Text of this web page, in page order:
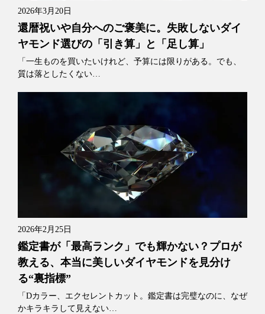
2026年3月20日
還暦祝いや自分へのご褒美に。失敗しないダイ
ヤモンド選びの「引き算」と「足し算」
「一生ものを買いたいけれど、予算には限りがある。でも、
質は落としたくない…
2026年2月25日
鑑定書が「最高ランク」でも輝かない？プロが
教える、本当に美しいダイヤモンドを見分け
る“裏指標”
「Dカラー、エクセレントカット。鑑定書は完璧なのに、なぜ
かキラキラして見えない…